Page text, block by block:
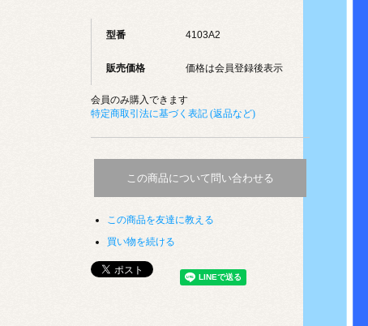
型番 4103A2
販売価格 価格は会員登録後表示
会員のみ購入できます
特定商取引法に基づく表記 (返品など)
この商品について問い合わせる
この商品を友達に教える
買い物を続ける